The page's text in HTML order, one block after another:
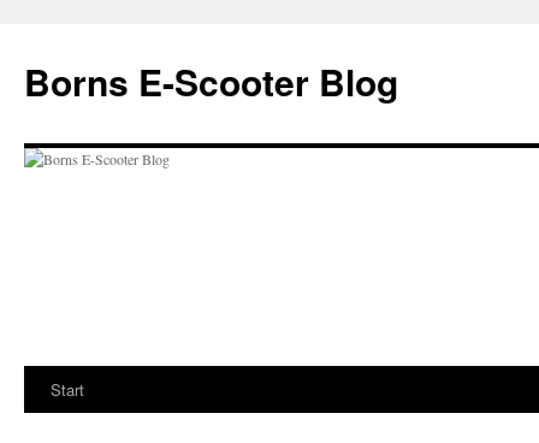
springen
Borns E-Scooter Blog
Start